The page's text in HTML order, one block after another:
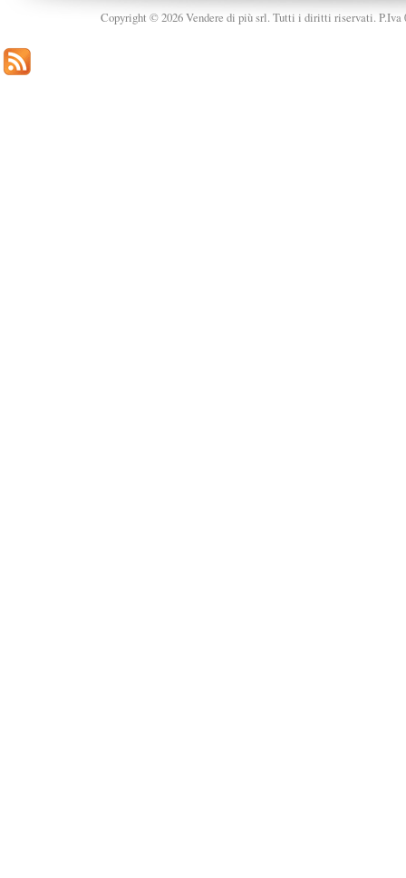
Copyright © 2026 Vendere di più srl. Tutti i diritti riservati. P.Iva